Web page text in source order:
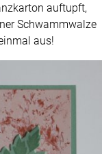
auftupft,
Schwammwalze
aus!